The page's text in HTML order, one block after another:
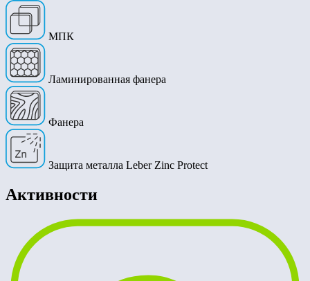
МПК
Ламинированная фанера
Фанера
Защита металла Leber Zinc Protect
Активности